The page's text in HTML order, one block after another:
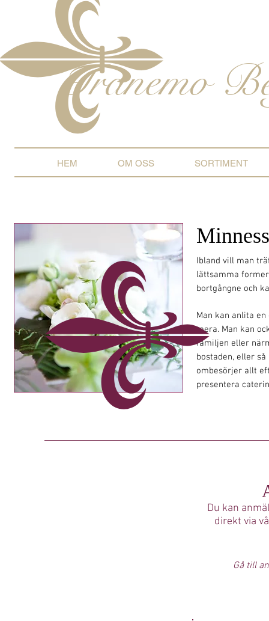
Tranemo
HEM OM OSS SORTIMENT
Ibland vill man
lättsamma
bortgångne och
Man kan anlita
mera. Man kan
familjen eller
bostaden, eller
ombesörjer allt
presentera
Du kan
direkt via
Gå till